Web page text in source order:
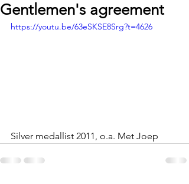
Gentlemen's agreement
https://youtu.be/63eSKSE8Srg?t=4626
Silver medallist 2011, o.a. Met Joep